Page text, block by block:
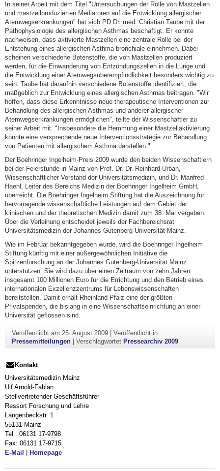
In seiner Arbeit mit dem Titel "Untersuchungen der Rolle von Mastzellen
und mastzellproduzierten Mediatoren auf die Entwicklung allergischer
Atemwegserkrankungen" hat sich PD Dr. med. Christian Taube mit der
Pathophysiologie des allergischen Asthmas beschäftigt. Er konnte
nachweisen, dass aktivierte Mastzellen eine zentrale Rolle bei der
Entstehung eines allergischen Asthma bronchiale einnehmen. Dabei
scheinen verschiedene Botenstoffe, die von Mastzellen produziert
werden, für die Einwanderung von Entzündungszellen in die Lunge und
die Entwicklung einer Atemwegsüberempfindlichkeit besonders wichtig zu
sein. Taube hat daraufhin verschiedene Botenstoffe identifiziert, die
maßgeblich zur Entwicklung eines allergischen Asthmas beitragen. "Wir
hoffen, dass diese Erkenntnisse neue therapeutische Interventionen zur
Behandlung des allergischen Asthmas und anderer allergischer
Atemwegserkrankungen ermöglichen", teilte der Wissenschaftler zu
seiner Arbeit mit. "Insbesondere die Hemmung einer Mastzellaktivierung
könnte eine versprechende neue Interventionsstrategie zur Behandlung
von Patienten mit allergischem Asthma darstellen."
Der Boehringer Ingelheim-Preis 2009 wurde den beiden Wissenschaftlern
bei der Feierstunde in Mainz von Prof. Dr. Dr. Reinhard Urban,
Wissenschaftlicher Vorstand der Universitätsmedizin, und Dr. Manfred
Haehl, Leiter des Bereichs Medizin der Boehringer Ingelheim GmbH,
überreicht. Die Boehringer Ingelheim Stiftung hat die Auszeichnung für
hervorragende wissenschaftliche Leistungen auf dem Gebiet der
klinischen und der theoretischen Medizin damit zum 38. Mal vergeben.
Über die Verleihung entscheidet jeweils der Fachbereichsrat
Universitätsmedizin der Johannes Gutenberg-Universität Mainz.
Wie im Februar bekanntgegeben wurde, wird die Boehringer Ingelheim
Stiftung künftig mit einer außergewöhnlichen Initiative die
Spitzenforschung an der Johannes Gutenberg-Universität Mainz
unterstützen. Sie wird dazu über einen Zeitraum von zehn Jahren
insgesamt 100 Millionen Euro für die Errichtung und den Betrieb eines
internationalen Exzellenzzentrums für Lebenswissenschaften
bereitstellen. Damit erhält Rheinland-Pfalz eine der größten
Privatspenden, die bislang in eine Wissenschaftseinrichtung an einer
Universität geflossen sind.
Veröffentlicht am 25. August 2009| Veröffentlicht in
Pressemitteilungen| Verschlagwortet Pressearchiv 2009
Kontakt
Universitätsmedizin Mainz
Ulf Arnold-Fabian
Stellvertretender Geschäftsführer
Ressort Forschung und Lehre
Langenbeckstr. 1
55131 Mainz
Tel.: 06131 17-9798
Fax: 06131 17-9715
E-Mail | Homepage